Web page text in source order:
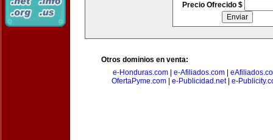
Precio Ofrecido $
Otros dominios en venta:
e-Honduras.com| e-Afiliados.com|
OfertaPyme.com| e-Publicidad.net| e-